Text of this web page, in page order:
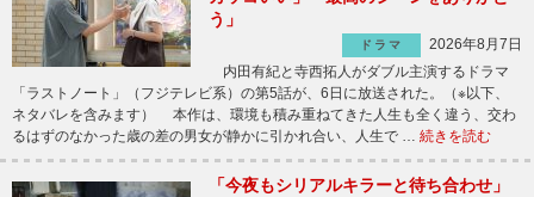
う」
ドラマ
2026年8月7日
内田有紀と寺西拓人がダブル主演するドラマ
「ラストノート」（フジテレビ系）の第5話が、6日に放送された。（※以下、
ネタバレを含みます） 本作は、環境も積み重ねてきた人生も全く違う、交わ
るはずのなかった歳の差の男女が静かに引かれ合い、人生で … 続きを読む
「今夜もシリアルキラーと待ち合わせ」